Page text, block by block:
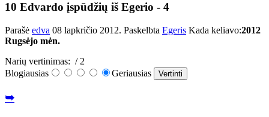
10 Edvardo įspūdžių iš Egerio - 4
Parašė edva 08 lapkričio 2012. Paskelbta Egeris Kada keliavo:2012
Rugsėjo mėn.
Narių vertinimas: / 2
Blogiausias
Geriausias
➥